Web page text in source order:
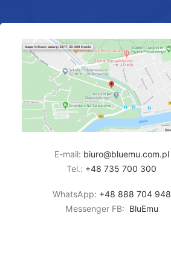
E-mail: biuro@bluemu.com.pl
Tel.: +48 735 700 300
WhatsApp: +48 888 704 948
Messenger FB: BluEmu